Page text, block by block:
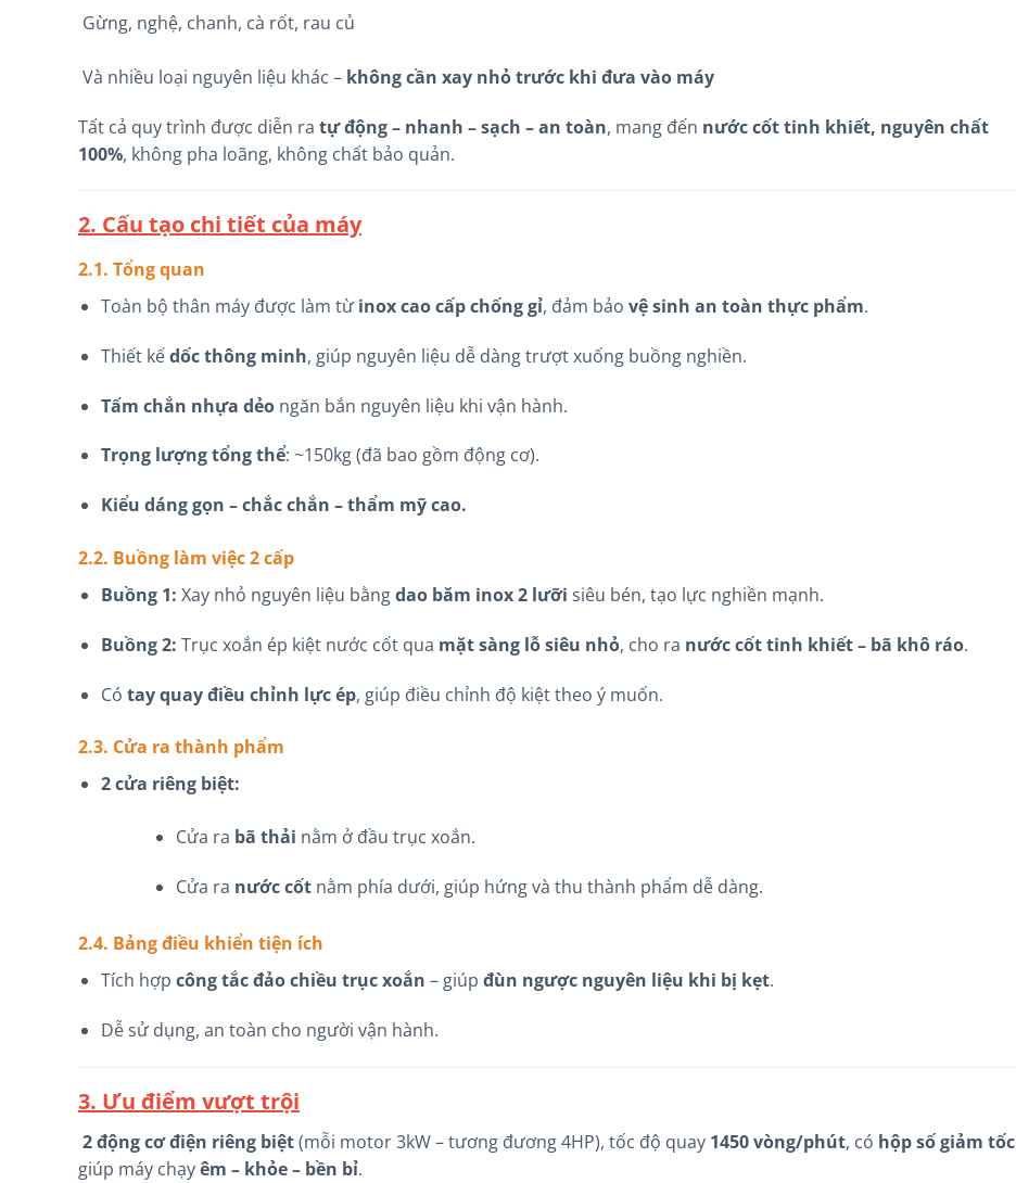
Gừng, nghệ, chanh, cà rốt, rau củ
Và nhiều loại nguyên liệu khác – không cần xay nhỏ trước khi đưa vào máy
Tất cả quy trình được diễn ra tự động – nhanh – sạch – an toàn, mang đến nước cốt tinh khiết, nguyên chất
100%, không pha loãng, không chất bảo quản.
2. Cấu tạo chi tiết của máy
2.1. Tổng quan
Toàn bộ thân máy được làm từ inox cao cấp chống gỉ, đảm bảo vệ sinh an toàn thực phẩm.
Thiết kếdốc thông minh, giúp nguyên liệu dễ dàng trượt xuống buồng nghiền.
Tấm chắn nhựa dẻongăn bắn nguyên liệu khi vận hành.
Trọng lượng tổng thể: ~150kg (đã bao gồm động cơ).
Kiểu dáng gọn – chắc chắn – thẩm mỹ cao.
2.2. Buồng làm việc 2 cấp
Buồng 1: Xay nhỏ nguyên liệu bằngdao băm inox 2 lưỡi siêu bén, tạo lực nghiền mạnh.
Buồng 2: Trục xoắn ép kiệt nước cốt qua mặt sàng lỗ siêu nhỏ, cho ra nước cốt tinh khiết – bã khô ráo.
Có tay quay điều chỉnh lực ép, giúp điều chỉnh độ kiệt theo ý muốn.
2.3. Cửa ra thành phẩm
2 cửa riêng biệt:
Cửa ra bã thải nằm ở đầu trục xoắn.
Cửa ra nước cốtnằm phía dưới, giúp hứng và thu thành phẩm dễ dàng.
2.4. Bảng điều khiển tiện ích
Tích hợp công tắc đảo chiều trục xoắn – giúp đùn ngược nguyên liệu khi bị kẹt.
Dễ sử dụng, an toàn cho người vận hành.
3. Ưu điểm vượt trội
2 động cơ điện riêng biệt(mỗi motor 3kW – tương đương 4HP), tốc độ quay 1450 vòng/phút, có hộp số giảm tốc
giúp máy chạyêm – khỏe – bền bỉ.